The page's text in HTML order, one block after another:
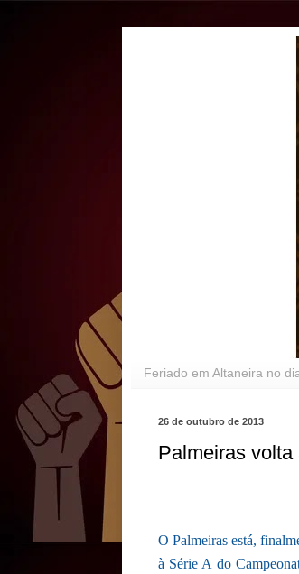
Feriado em Altaneira no
26 de outubro de 2013
Palmeiras
O Palmeiras está,
à Série A do